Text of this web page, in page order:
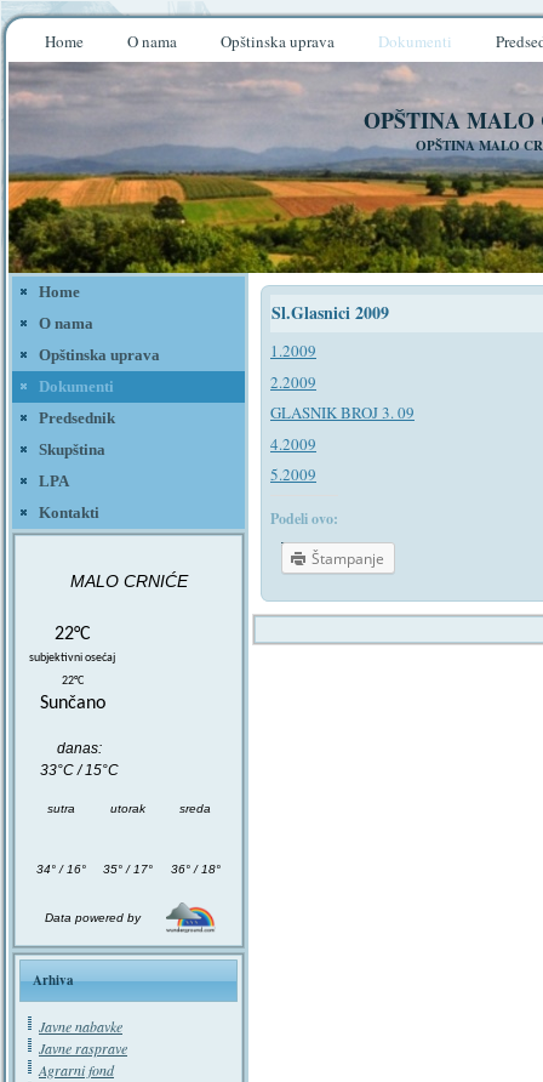
Home O nama Opštinska uprava Dokumenti
OPŠTINA MALO
OPŠTINA MALO
Home
O nama
Opštinska uprava
Dokumenti
Predsednik
Skupština
LPA
Kontakti
MALO CRNIĆE
22°C
subjektivni osećaj
22°C
Sunčano
danas:
33°C / 15°C
sutra utorak sreda
34° / 16° 35° / 17° 36° / 18°
Data powered by
Arhiva
Javne nabavke
Javne rasprave
Agrarni fond
Sl.Glasnici 2009
1.2009
2.2009
GLASNIK BROJ 3. 09
4.2009
5.2009
Podeli ovo:
Štampanje